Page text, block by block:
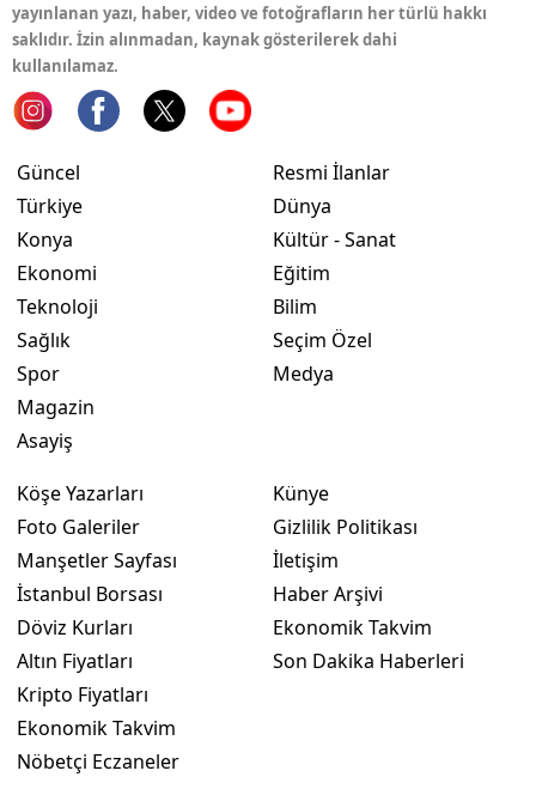
yayınlanan yazı, haber, video ve fotoğrafların her türlü hakkı
saklıdır. İzin alınmadan, kaynak gösterilerek dahi
kullanılamaz.
Güncel
Türkiye
Konya
Ekonomi
Teknoloji
Sağlık
Spor
Magazin
Asayiş
Resmi İlanlar
Dünya
Kültür - Sanat
Eğitim
Bilim
Seçim Özel
Medya
Köşe Yazarları
Foto Galeriler
Manşetler Sayfası
İstanbul Borsası
Döviz Kurları
Altın Fiyatları
Kripto Fiyatları
Ekonomik Takvim
Nöbetçi Eczaneler
Künye
Gizlilik Politikası
İletişim
Haber Arşivi
Ekonomik Takvim
Son Dakika Haberleri